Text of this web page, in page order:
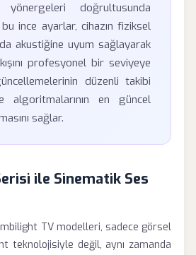
doğrultusunda
ince ayarlar, cihazın fiziksel
akustiğine uyum sağlayarak
profesyonel bir seviyeye
düzenli takibi
en güncel
sağlar.
ile Sinematik Ses
TV modelleri, sadece görsel
teknolojisiyle değil, aynı zamanda